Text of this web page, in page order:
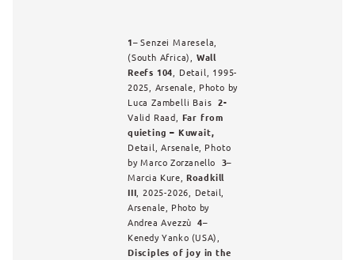
1– Senzei Maresela,
(South Africa), Wall
Reefs 104 , Detail, 1995-
2025, Arsenale, Photo by
Luca Zambelli Bais2-
Valid Raad, Far from
quieting – Kuwait,
Detail,Arsenale, Photo
byMarco Zorzanello 3–
Marcia Kure, Roadkill
III , 2025-2026, Detail,
Arsenale, Photo by
Andrea Avezzù 4–
Kenedy Yanko (USA),
Disciples of joy in the